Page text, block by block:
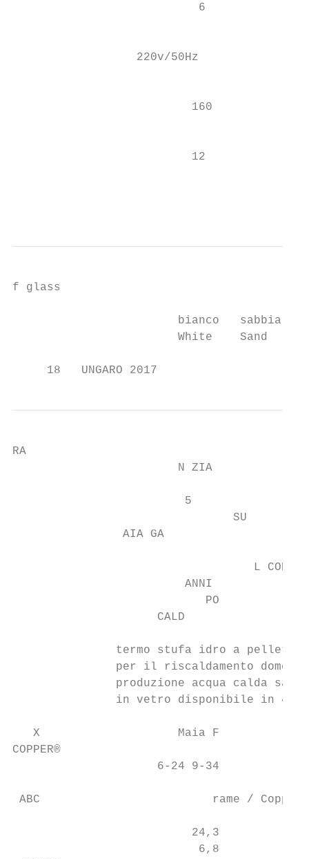
6
220v/50Hz
160
12
f glass
bianco   sabbia
White    Sand
     18   UNGARO 2017
RA
                        N ZIA
5
                                SU
                AIA GA
                                   L COR
                         ANNI
                            PO
                     CALD
termo stufa idro a pellet
per il riscaldamento
produzione acqua calda
in vetro disponibile in 4
X                    Maia F
COPPER®
6-24 9-34
ABC                         rame /
24,3
6,8